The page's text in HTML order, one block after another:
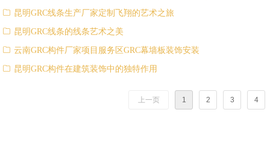
ꁥ 昆明GRC线条生产厂家定制飞翔的艺术之旅
ꁥ 昆明GRC线条的线条艺术之美
ꁥ 云南GRC构件厂家项目服务区GRC幕墙板装饰安装
ꁥ 昆明GRC构件在建筑装饰中的独特作用
上一页 1 2 3 4